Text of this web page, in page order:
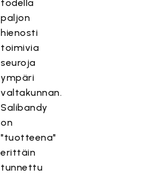
todella
paljon
hienosti
toimivia
seuroja
ympäri
valtakunnan.
Salibandy
on
"tuotteena"
erittäin
tunnettu